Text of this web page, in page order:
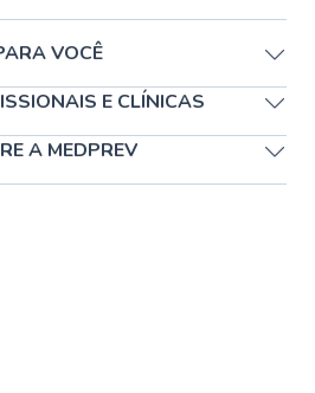
VOCÊ
E CLÍNICAS
A MEDPREV